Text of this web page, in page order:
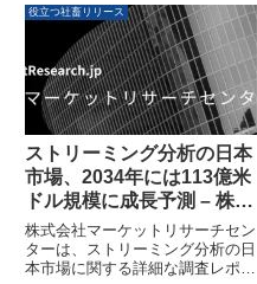
害を抱える方のキャリアアップ支
援、生活困窮家庭の若者への学
習・就労支援などを展開していま
す。この度、人の人生に関わる仕
事を「やりがい」だけで終わらせ
ず、支援・成長・成果を追求した
い方々を対象とした中途採用説明
会を開催します。
役立つ社畜リリース
ストリーミング分析の日本
市場、2034年には113億米
ドル規模に成長予測 – 株式
会社マーケットリサーチセ
ンターが調査レポートを発
表
株式会社マーケットリサーチセン
ターは、ストリーミング分析の日
本市場に関する詳細な調査レポー